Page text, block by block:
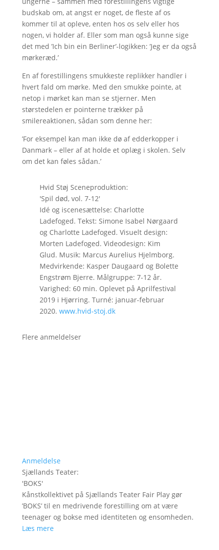
budskab om, at angst er noget, de fleste af os
kommer til at opleve, enten hos os selv eller hos
nogen, vi holder af. Eller som man også kunne sige
det med ’Ich bin ein Berliner’-logikken: ’Jeg er da også
mørkeræd.’
En af forestillingens smukkeste replikker handler i
hvert fald om mørke. Med den smukke pointe, at
netop i mørket kan man se stjerner. Men
størstedelen er pointerne trækker på
smilereaktionen, sådan som denne her:
’For eksempel kan man ikke dø af edderkopper i
Danmark – eller af at holde et oplæg i skolen. Selv
om det kan føles sådan.’
Hvid Støj Sceneproduktion:
'Spil død, vol. 7-12'
Idé og iscenesættelse: Charlotte
Ladefoged. Tekst: Simone Isabel Nørgaard
og Charlotte Ladefoged. Visuelt design:
Morten Ladefoged. Videodesign: Kim
Glud. Musik: Marcus Aurelius Hjelmborg.
Medvirkende: Kasper Daugaard og Bolette
Engstrøm Bjerre. Målgruppe: 7-12 år.
Varighed: 60 min. Oplevet på Aprilfestival
2019 i Hjørring. Turné: januar-februar
2020. www.hvid-stoj.dk
Flere anmeldelser
Anmeldelse
Sjællands Teater:
'BOKS'
Kånstkollektivet på Sjællands Teater Fair Play gør
’BOKS’ til en medrivende forestilling om at være
teenager og bokse med identiteten og ensomheden.
Læs mere